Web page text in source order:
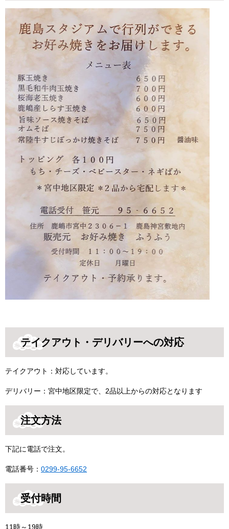
テイクアウト・デリバリーへの対応
テイクアウト：対応しています。
デリバリー：宮中地区限定で、2品以上からの対応となります
注文方法
下記に電話で注文。
電話番号： 0299-95-6652
受付時間
11時～19時